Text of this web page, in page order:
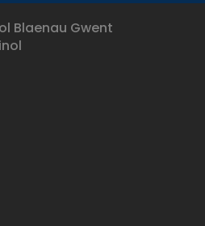
Blaenau Gwent